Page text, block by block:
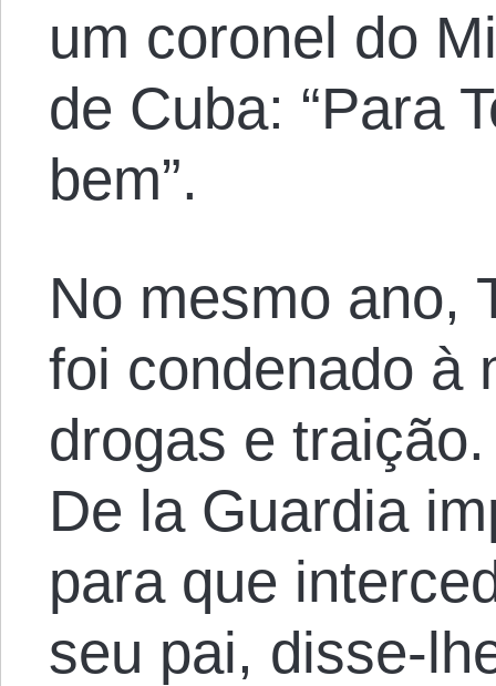
um coronel do
de Cuba: “Para
bem”.
No mesmo ano,
foi condenado à
drogas e
De la Guardia
para que
seu pai, disse-